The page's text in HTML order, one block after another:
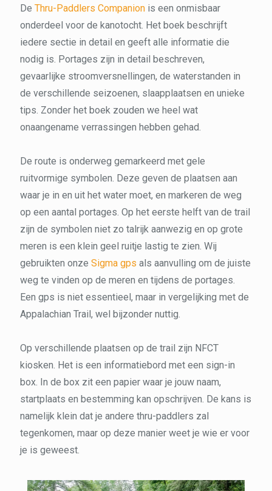
De Thru-Paddlers Companion is een onmisbaar
onderdeel voor de kanotocht. Het boek beschrijft
iedere sectie in detail en geeft alle informatie die
nodig is. Portages zijn in detail beschreven,
gevaarlijke stroomversnellingen, de waterstanden in
de verschillende seizoenen, slaapplaatsen en unieke
tips. Zonder het boek zouden we heel wat
onaangename verrassingen hebben gehad.
De route is onderweg gemarkeerd met gele
ruitvormige symbolen. Deze geven de plaatsen aan
waar je in en uit het water moet, en markeren de weg
op een aantal portages. Op het eerste helft van de trail
zijn de symbolen niet zo talrijk aanwezig en op grote
meren is een klein geel ruitje lastig te zien. Wij
gebruikten onze Sigma gps als aanvulling om de juiste
weg te vinden op de meren en tijdens de portages.
Een gps is niet essentieel, maar in vergelijking met de
Appalachian Trail, wel bijzonder nuttig.
Op verschillende plaatsen op de trail zijn NFCT
kiosken. Het is een informatiebord met een sign-in
box. In de box zit een papier waar je jouw naam,
startplaats en bestemming kan opschrijven. De kans is
namelijk klein dat je andere thru-paddlers zal
tegenkomen, maar op deze manier weet je wie er voor
je is geweest.